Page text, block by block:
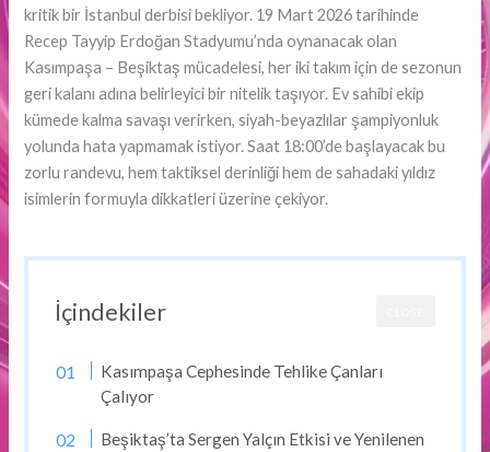
kritik bir İstanbul derbisi bekliyor. 19 Mart 2026 tarihinde
Recep Tayyip Erdoğan Stadyumu’nda oynanacak olan
Kasımpaşa – Beşiktaş mücadelesi, her iki takım için de sezonun
geri kalanı adına belirleyici bir nitelik taşıyor. Ev sahibi ekip
kümede kalma savaşı verirken, siyah-beyazlılar şampiyonluk
yolunda hata yapmamak istiyor. Saat 18:00’de başlayacak bu
zorlu randevu, hem taktiksel derinliği hem de sahadaki yıldız
isimlerin formuyla dikkatleri üzerine çekiyor.
İçindekiler
Kasımpaşa Cephesinde Tehlike Çanları
Çalıyor
Beşiktaş’ta Sergen Yalçın Etkisi ve Yenilenen